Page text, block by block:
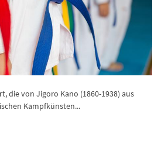
die von Jigoro Kano (1860-1938) aus
Kampfkünsten...